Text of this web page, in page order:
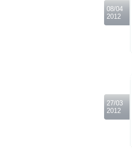
08/04
2012
27/03
2012